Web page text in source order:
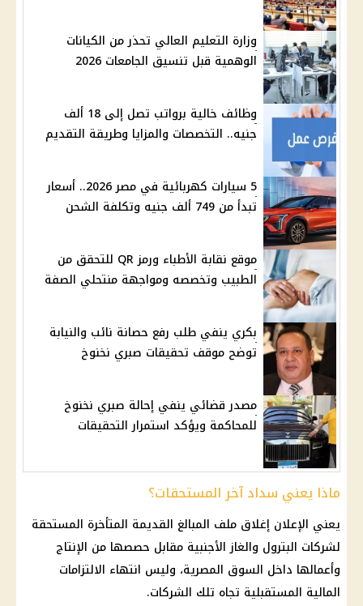
وزارة التعليم العالي تحذر من الكيانات
الوهمية قبل تنسيق الجامعات 2026
وظائف خالية برواتب تصل إلى 18 ألف
جنيه.. التخصصات والمزايا وطريقة التقديم
5 سيارات كهربائية في مصر 2026.. أسعار
تبدأ من 749 ألف جنيه وتكلفة الشحن
موقع نقابة الأطباء ورمز QR للتحقق من
الطبيب وتخصصه ومواجهة منتحلي الصفة
بكري ينفي طلب رفع حصانة نائب والنيابة
توضح موقف تحقيقات صبري نخنوخ
مصدر قضائي ينفي إحالة صبري نخنوخ
للمحاكمة ويؤكد استمرار التحقيقات
ماذا يعني سداد آخر المستحقات؟
يعني الإعلان إغلاق ملف المبالغ القديمة المتأخرة المستحقة
لشركات البترول والغاز الأجنبية مقابل حصصها من الإنتاج
وأعمالها داخل السوق المصرية، وليس انتهاء الالتزامات
المالية المستقبلية تجاه تلك الشركات.